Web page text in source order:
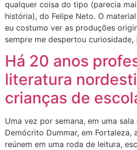
qualquer coisa do tipo (parecia
história), do Felipe Neto. O
eu costumo ver as produções
sempre me despertou
Há 20 anos
literatura
crianças de
Uma vez por semana, em uma
Demócrito Dummar, em Fortaleza,
reúnem em uma roda de leitura,